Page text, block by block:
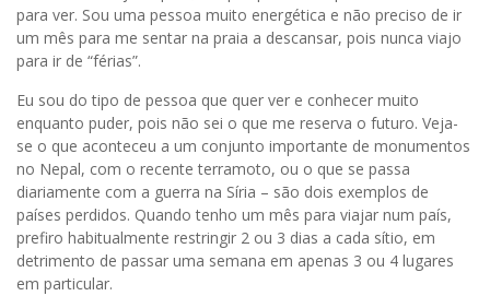
para ver. Sou uma pessoa muito energética e não preciso de ir
um mês para me sentar na praia a descansar, pois nunca viajo
para ir de “férias”.
Eu sou do tipo de pessoa que quer ver e conhecer muito
enquanto puder, pois não sei o que me reserva o futuro. Veja-
se o que aconteceu a um conjunto importante de monumentos
no Nepal, com o recente terramoto, ou o que se passa
diariamente com a guerra na Síria – são dois exemplos de
países perdidos. Quando tenho um mês para viajar num país,
prefiro habitualmente restringir 2 ou 3 dias a cada sítio, em
detrimento de passar uma semana em apenas 3 ou 4 lugares
em particular.